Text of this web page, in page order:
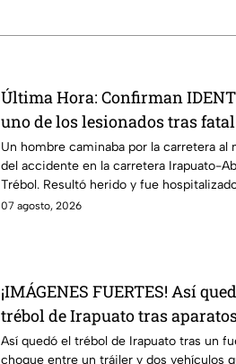
Última Hora: Confirman
uno de los lesionados tras fatal
accid3nte en Irapuato
Un hombre caminaba por la carretera al
del accidente en la carretera Irapuato-
Trébol. Resultó herido y fue
07 agosto, 2026
¡IMÁGENES FUERTES! Así
trébol de Irapuato tras
choque; hay mu3rtos y
Así quedó el trébol de Irapuato tras un
choque entre un tráiler y dos vehículos